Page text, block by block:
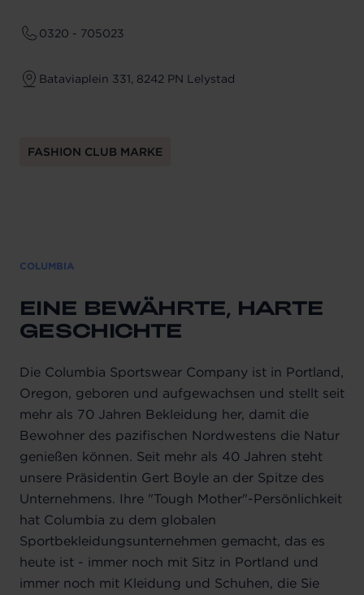
0320 - 705023
Bataviaplein 331, 8242 PN Lelystad
FASHION CLUB MARKE
COLUMBIA
EINE BEWÄHRTE, HARTE
GESCHICHTE
Die Columbia Sportswear Company ist in Portland,
Oregon, geboren und aufgewachsen und stellt seit
mehr als 70 Jahren Bekleidung her, damit die
Bewohner des pazifischen Nordwestens die Natur
genießen können. Seit mehr als 40 Jahren steht
unsere Präsidentin Gert Boyle an der Spitze des
Unternehmens. Ihre "Tough Mother"-Persönlichkeit
hat Columbia zu dem globalen
Sportbekleidungsunternehmen gemacht, das es
heute ist - immer noch mit Sitz in Portland und
immer noch mit Kleidung und Schuhen, die Sie